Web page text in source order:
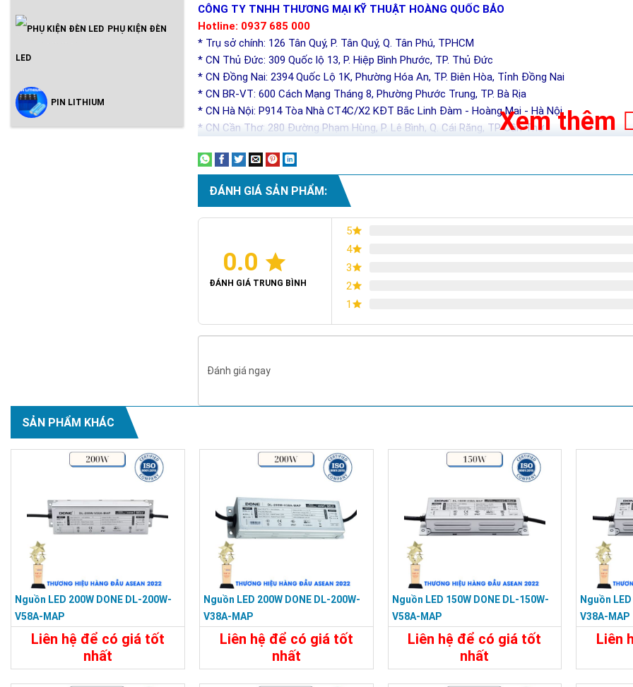
Inveter Hòa Lưới Có Lưu Trữ -
PHỤ KIỆN ĐÈN
LED
PIN LITHIUM
CÔNG TY TNHH THƯƠNG MẠI KỸ THUẬT HOÀNG QUỐC BẢO
Hotline: 0937 685 000
* Trụ sở chính: 126 Tân Quý, P. Tân Quý, Q. Tân Phú, TPHCM
* CN Thủ Đức: 309 Quốc lộ 13, P. Hiệp Bình Phước, TP. Thủ Đức
* CN Đồng Nai: 2394 Quốc Lộ 1K, Phường Hóa An, TP. Biên Hòa, Tỉnh Đồng Nai
* CN BR-VT: 600 Cách Mạng Tháng 8, Phường Phước Trung, TP. Bà Rịa
* CN Hà Nội: P914 Tòa Nhà CT4C/X2 KĐT Bắc Linh Đàm - Hoàng Mai - Hà Nội
* CN Cần Thơ: 280 Đường Phạm Hùng, P. Lê Bình, Q. Cái Răng, TP Cần ThơXem thêm
ĐÁNH GIÁ SẢN PHẨM:
0.0
ĐÁNH GIÁ TRUNG BÌNH
5
4
3
2
1
Đánh giá ngay
SẢN PHẨM KHÁC
Nguồn LED 200W DONE DL-200W-
V58A-MAP
Liên hệ để có giá tốt
nhất
Nguồn LED 200W DONE DL-200W-
V38A-MAP
Liên hệ để có giá tốt
nhất
Nguồn LED 150W DONE DL-150W-
V58A-MAP
Liên hệ để có giá tốt
nhất
Nguồn
V38A-MAP
Liên